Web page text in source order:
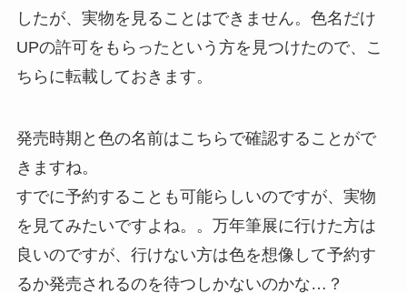
したが、実物を見ることはできません。色名だけ
UPの許可をもらったという方を見つけたので、こ
ちらに転載しておきます。
発売時期と色の名前はこちらで確認することがで
きますね。
すでに予約することも可能らしいのですが、実物
を見てみたいですよね。。万年筆展に行けた方は
良いのですが、行けない方は色を想像して予約す
るか発売されるのを待つしかないのかな…？